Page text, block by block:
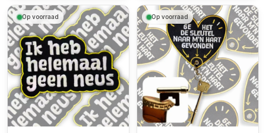
Op voorraad Op voorraad